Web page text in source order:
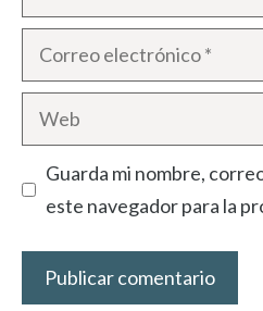
Correo
electrónico
Web
Guarda mi nombre,
este navegador para la